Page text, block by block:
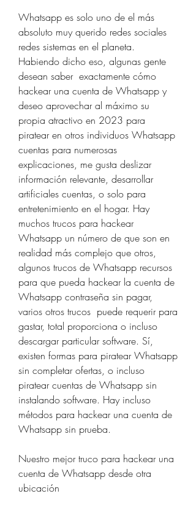
Whatsapp es solo uno de el más
absoluto muy querido redes sociales
redes sistemas en el planeta.
Habiendo dicho eso, algunas gente
desean saber  exactamente cómo
hackear una cuenta de Whatsapp y
deseo aprovechar al máximo su
propia atractivo en 2023 para
piratear en otros individuos Whatsapp
cuentas para numerosas
explicaciones, me gusta deslizar
información relevante, desarrollar
artificiales cuentas, o solo para
entretenimiento en el hogar. Hay
muchos trucos para hackear
Whatsapp un número de que son en
realidad más complejo que otros,
algunos trucos de Whatsapp recursos
para que pueda hackear la cuenta de
Whatsapp contraseña sin pagar,
varios otros trucos  puede requerir para
gastar, total proporciona o incluso
descargar particular software. Sí,
existen formas para piratear Whatsapp
sin completar ofertas, o incluso
piratear cuentas de Whatsapp sin
instalando software. Hay incluso
métodos para hackear una cuenta de
Whatsapp sin prueba.
Nuestro mejor truco para hackear una
cuenta de Whatsapp desde otra
ubicación